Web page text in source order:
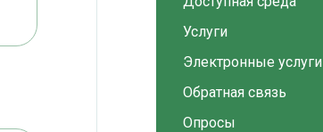
Услуги
Электронные услуги
Обратная связь
Опросы